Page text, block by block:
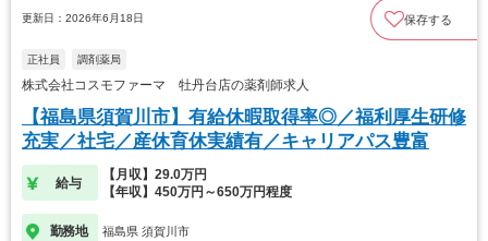
更新日：2026年6月18日 保存する
正社員 調剤薬局
株式会社コスモファーマ 牡丹台店の薬剤師求人
【福島県須賀川市】有給休暇取得率◎／福利厚生研修
充実／社宅／産休育休実績有／キャリアパス豊富
給与
【月収】29.0万円
【年収】450万円～650万円程度
勤務地 福島県 須賀川市